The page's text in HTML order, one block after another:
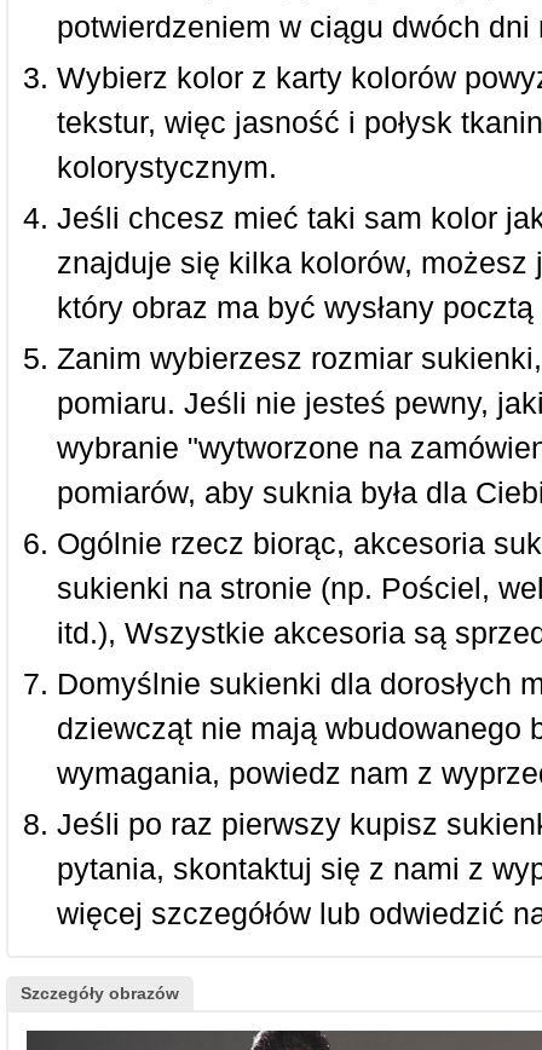
potwierdzeniem w ciągu dwóch dni
Wybierz kolor z karty kolorów
tekstur, więc jasność i połysk
kolorystycznym.
Jeśli chcesz mieć taki sam kolor
znajduje się kilka kolorów,
który obraz ma być wysłany
Zanim wybierzesz rozmiar
pomiaru. Jeśli nie jesteś pewny,
wybranie "wytworzone na
pomiarów, aby suknia była dla
Ogólnie rzecz biorąc, akcesoria
sukienki na stronie (np. Pościel,
itd.), Wszystkie akcesoria są
Domyślnie sukienki dla dorosłych
dziewcząt nie mają
wymagania, powiedz nam z
Jeśli po raz pierwszy kupisz
pytania, skontaktuj się z nami z
więcej szczegółów lub odwiedzić
Szczegóły obrazów